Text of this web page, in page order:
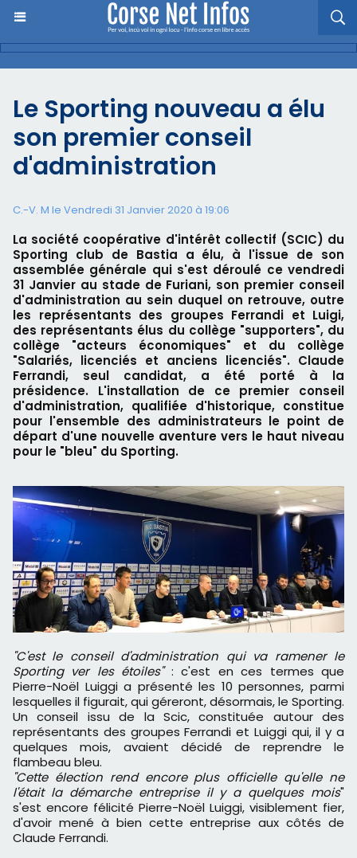
Le Sporting nouveau a élu
son premier conseil
d'administration
C.-V. M le Vendredi 31 Janvier 2020 à 19:06
La société coopérative d'intérêt collectif (SCIC) du
Sporting club de Bastia a élu, à l'issue de son
assemblée générale qui s'est déroulé ce vendredi
31 Janvier au stade de Furiani, son premier conseil
d'administration au sein duquel on retrouve, outre
les représentants des groupes Ferrandi et Luigi,
des représentants élus du collège "supporters", du
collège "acteurs économiques" et du collège
"Salariés, licenciés et anciens licenciés". Claude
Ferrandi, seul candidat, a été porté à la
présidence. L'installation de ce premier conseil
d'administration, qualifiée d'historique, constitue
pour l'ensemble des administrateurs le point de
départ d'une nouvelle aventure vers le haut niveau
pour le "bleu" du Sporting.
"C'est le conseil d'administration qui va ramener le
Sporting ver les étoiles": c'est en ces termes que
Pierre-Noël Luiggi a présenté les 10 personnes, parmi
lesquelles il figurait, qui géreront, désormais, le Sporting.
Un conseil issu de la Scic, constituée autour des
représentants des groupes Ferrandi et Luiggi qui, il y a
quelques mois, avaient décidé de reprendre le
flambeau bleu.
"Cette élection rend encore plus officielle qu'elle ne
l'était la démarche entreprise il y a quelques mois"
s'est encore félicité Pierre-Noël Luiggi, visiblement fier,
d'avoir mené à bien cette entreprise aux côtés de
Claude Ferrandi.